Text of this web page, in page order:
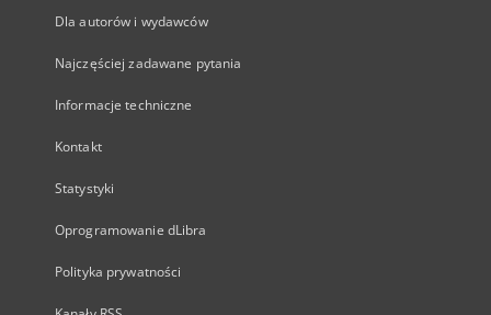
Dla autorów i wydawców
Najczęściej zadawane pytania
Informacje techniczne
Kontakt
Statystyki
Oprogramowanie dLibra
Polityka prywatności